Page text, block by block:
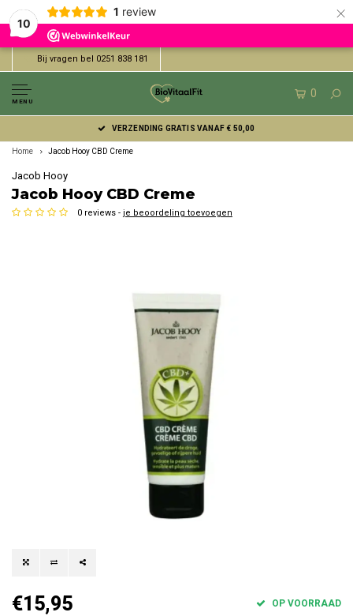
10
1 review ×
Bij vragen bel 0251 838 181
MENU
0
VERZENDING GRATIS VANAF € 50,00
Home Jacob Hooy CBD Creme
Jacob Hooy
Jacob Hooy CBD Creme
0 reviews - je beoordeling toevoegen
€15,95 OP VOORRAAD